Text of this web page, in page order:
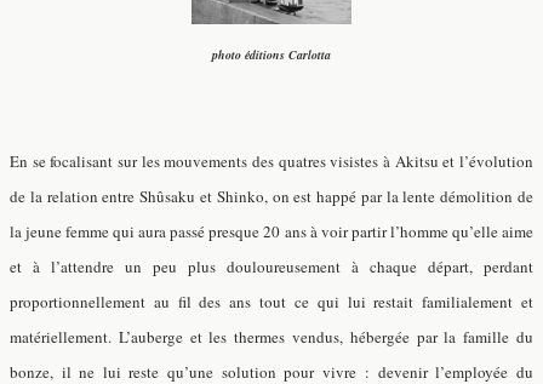
photo éditions Carlotta
En se focalisant sur les mouvements des quatres visistes à Akitsu et l’évolution
de la relation entre Shûsaku et Shinko, on est happé par la lente démolition de
la jeune femme qui aura passé presque 20 ans à voir partir l’homme qu’elle aime
et à l’attendre un peu plus douloureusement à chaque départ, perdant
proportionnellement au fil des ans tout ce qui lui restait familialement et
matériellement. L’auberge et les thermes vendus, hébergée par la famille du
bonze, il ne lui reste qu’une solution pour vivre : devenir l’employée du